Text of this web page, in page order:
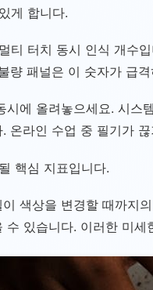
게 합니다.
티 터치 동시 인식 개수
량 패널은 이 숫자가 급
에 올려놓으세요. 시
온라인 수업 중 필기가
핵심 지표입니다.
색상을 변경할 때까지
수 있습니다. 이러한 미